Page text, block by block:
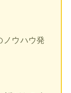
ノウハウ発